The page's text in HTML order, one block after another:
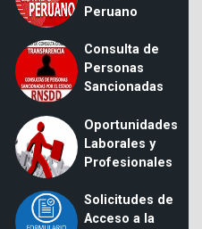
Peruano
Consulta de
Personas
Sancionadas
Oportunidades
Laborales y
Profesionales
Solicitudes de
Acceso a la